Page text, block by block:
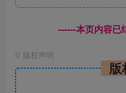
------本页内容已
© 版权声明
版